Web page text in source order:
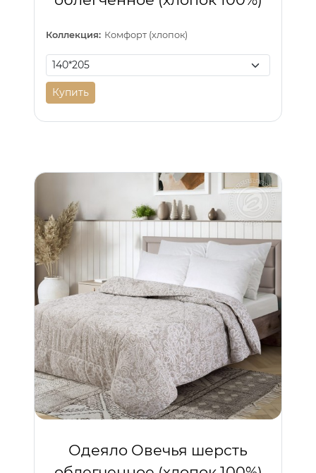
Коллекция: Комфорт (хлопок)
Купить
Одеяло Овечья шерсть